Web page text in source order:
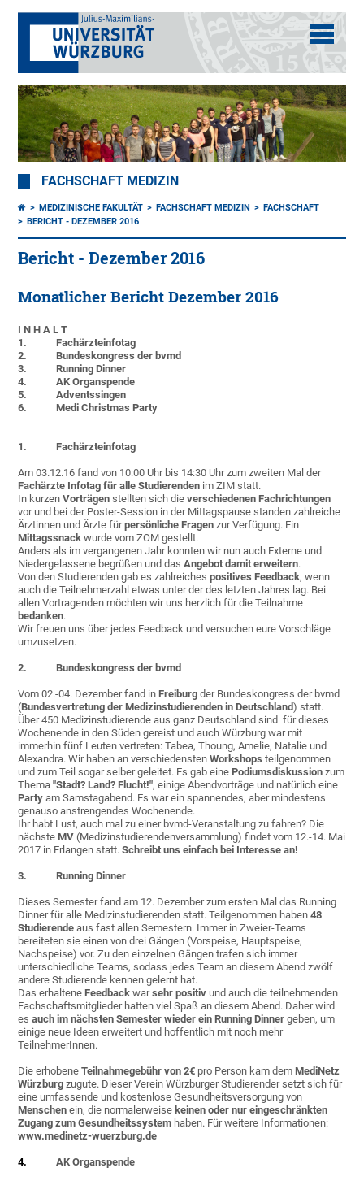
FACHSCHAFT MEDIZIN
MEDIZINISCHE FAKULTÄT FACHSCHAFT MEDIZIN
FACHSCHAFT
BERICHT - DEZEMBER 2016
Bericht - Dezember 2016
Monatlicher Bericht Dezember 2016
I N H A L T
1. Fachärzteinfotag
2.Bundeskongress der bvmd
3. Running Dinner
4.AK Organspende
5.Adventssingen
6.Medi Christmas Party
1. Fachärzteinfotag
Am 03.12.16 fand von 10:00 Uhr bis 14:30 Uhr zum zweiten Mal der
Fachärzte Infotag für alle Studierenden im ZIM statt.
In kurzenVorträgen stellten sich dieverschiedenen Fachrichtungen
vor und bei der Poster-Session in der Mittagspause standen zahlreiche
Ärztinnen und Ärzte fürpersönliche Fragen zur Verfügung. Ein
Mittagssnack wurde vom ZOM gestellt.
Anders als im vergangenen Jahr konnten wir nun auch Externe und
Niedergelassene begrüßen und dasAngebot damit erweitern.
Von den Studierenden gab es zahlreichespositives Feedback, wenn
auch die Teilnehmerzahl etwas unter der des letzten Jahres lag. Bei
allen Vortragenden möchten wir uns herzlich für die Teilnahme
bedanken.
Wir freuen uns über jedes Feedback und versuchen eure Vorschläge
umzusetzen.
2. Bundeskongress der bvmd
Vom 02.-04. Dezember fand inFreiburg der Bundeskongress der bvmd
(Bundesvertretung der Medizinstudierenden in Deutschland) statt.
Über 450 Medizinstudierende aus ganz Deutschland sind für dieses
Wochenende in den Süden gereist und auch Würzburg war mit
immerhin fünf Leuten vertreten: Tabea, Thoung, Amelie, Natalie und
Alexandra. Wir haben an verschiedenstenWorkshops teilgenommen
und zum Teil sogar selber geleitet. Es gab einePodiumsdiskussion zum
Thema"Stadt? Land? Flucht!", einige Abendvorträge und natürlich eine
Party am Samstagabend. Es war ein spannendes, aber mindestens
genauso anstrengendes Wochenende.
Ihr habt Lust, auch mal zu einer bvmd-Veranstaltung zu fahren? Die
nächsteMV (Medizinstudierendenversammlung) findet vom 12.-14. Mai
2017 in Erlangen statt.Schreibt uns einfach bei Interesse an!
3. Running Dinner
Dieses Semester fand am 12. Dezember zum ersten Mal das Running
Dinner für alle Medizinstudierenden statt. Teilgenommen haben48
Studierende aus fast allen Semestern. Immer in Zweier-Teams
bereiteten sie einen von drei Gängen (Vorspeise, Hauptspeise,
Nachspeise) vor. Zu den einzelnen Gängen trafen sich immer
unterschiedliche Teams, sodass jedes Team an diesem Abend zwölf
andere Studierende kennen gelernt hat.
Das erhalteneFeedbackwarsehr positiv und auch die teilnehmenden
Fachschaftsmitglieder hatten viel Spaß an diesem Abend. Daher wird
esauch im nächsten Semester wieder ein Running Dinner geben, um
einige neue Ideen erweitert und hoffentlich mit noch mehr
TeilnehmerInnen.
Die erhobeneTeilnahmegebühr von 2€ pro Person kam demMediNetz
Würzburg zugute. Dieser Verein Würzburger Studierender setzt sich für
eine umfassende und kostenlose Gesundheitsversorgung von
Menschen ein, die normalerweise keinen oder nur eingeschränkten
Zugang zum Gesundheitssystem haben. Für weitere Informationen:
www.medinetz-wuerzburg.de
4.AK Organspende